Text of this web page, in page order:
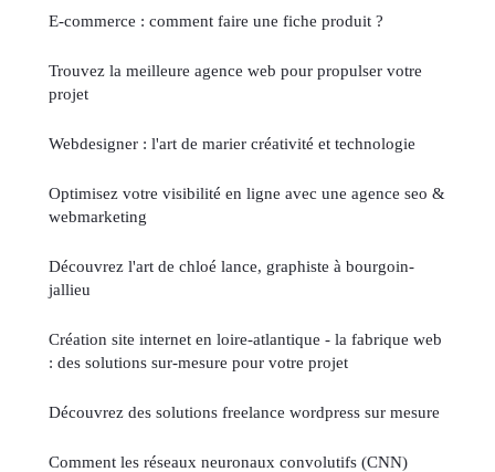
E-commerce : comment faire une fiche produit ?
Trouvez la meilleure agence web pour propulser votre
projet
Webdesigner : l'art de marier créativité et technologie
Optimisez votre visibilité en ligne avec une agence seo &
webmarketing
Découvrez l'art de chloé lance, graphiste à bourgoin-
jallieu
Création site internet en loire-atlantique - la fabrique web
: des solutions sur-mesure pour votre projet
Découvrez des solutions freelance wordpress sur mesure
Comment les réseaux neuronaux convolutifs (CNN)